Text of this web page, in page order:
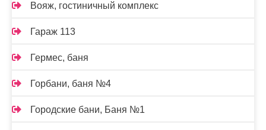
Вояж, гостиничный комплекс
Гараж 113
Гермес, баня
Горбани, баня №4
Городские бани, Баня №1